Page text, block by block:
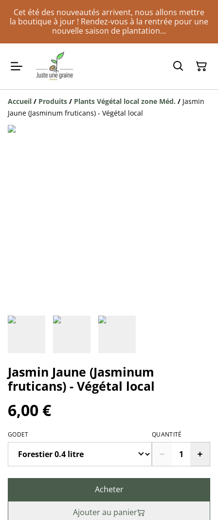
Cet été des nouveautés arrivent, nous allons mettre
la boutique à jour ! Rendez-vous à la rentrée pour une
nouvelle saison de plantation...
Accueil / Produits / Plants Végétal local zone Méd. / Jasmin
Jaune (Jasminum fruticans) - Végétal local
Jasmin Jaune (Jasminum
fruticans) - Végétal local
6,00 €
GODET QUANTITÉ
Acheter
Ajouter au panier